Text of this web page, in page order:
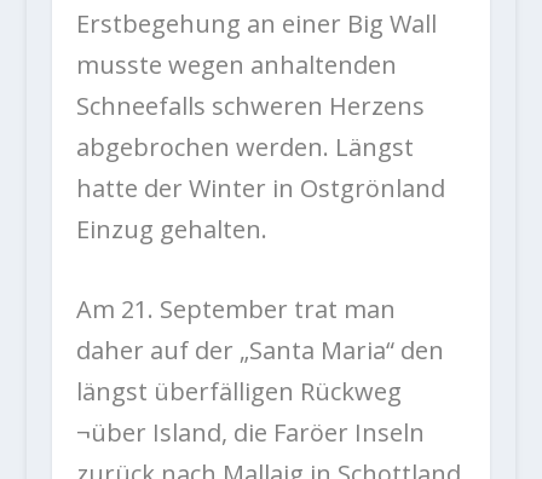
Erstbegehung an einer Big Wall
musste wegen anhaltenden
Schneefalls schweren Herzens
abgebrochen werden. Längst
hatte der Winter in Ostgrönland
Einzug gehalten.
Am 21. September trat man
daher auf der „Santa Maria“ den
längst überfälligen Rückweg
¬über Island, die Faröer Inseln